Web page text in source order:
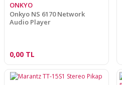
ONKYO
Onkyo NS 6170 Network
Audio Player
0,00 TL